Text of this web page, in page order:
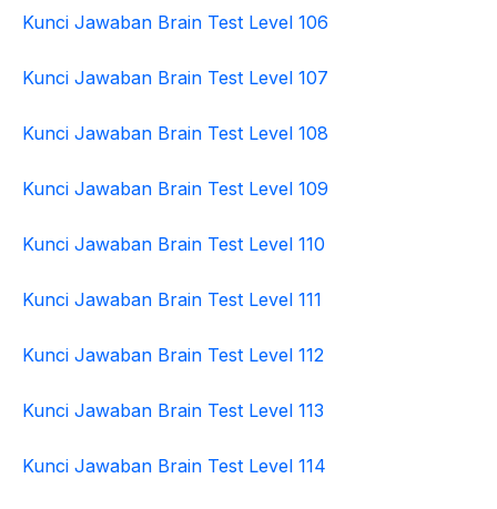
Kunci Jawaban Brain Test Level 106
Kunci Jawaban Brain Test Level 107
Kunci Jawaban Brain Test Level 108
Kunci Jawaban Brain Test Level 109
Kunci Jawaban Brain Test Level 110
Kunci Jawaban Brain Test Level 111
Kunci Jawaban Brain Test Level 112
Kunci Jawaban Brain Test Level 113
Kunci Jawaban Brain Test Level 114